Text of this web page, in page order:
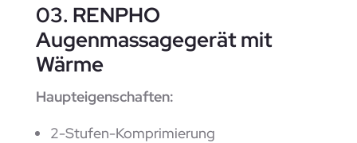
03. RENPHO
Augenmassagegerät mit
Wärme
Haupteigenschaften:
2-Stufen-Komprimierung